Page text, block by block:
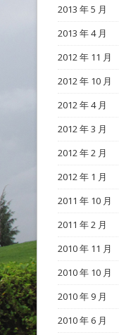
2013 年 5 月
2013 年 4 月
2012 年 11 月
2012 年 10 月
2012 年 4 月
2012 年 3 月
2012 年 2 月
2012 年 1 月
2011 年 10 月
2011 年 2 月
2010 年 11 月
2010 年 10 月
2010 年 9 月
2010 年 6 月